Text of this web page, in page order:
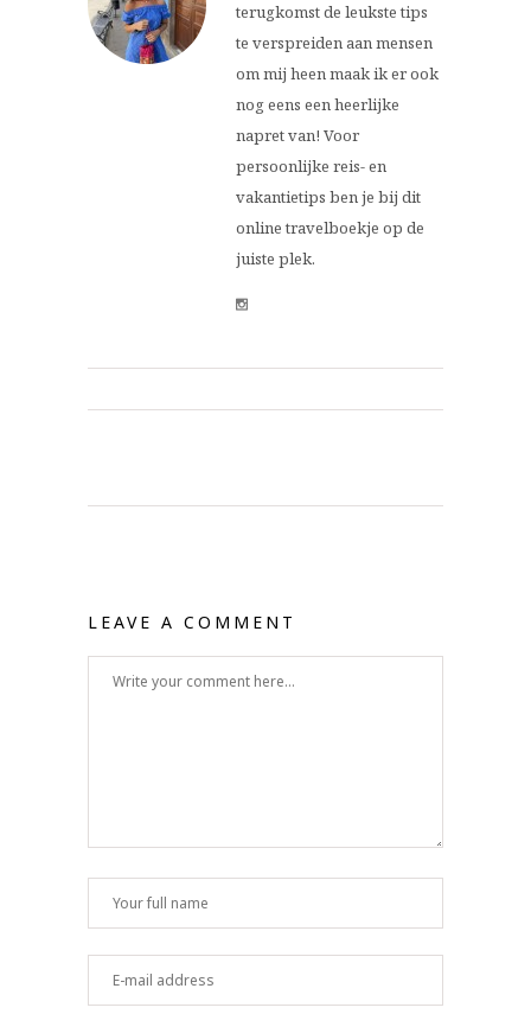
terugkomst de leukste tips
te verspreiden aan mensen
om mij heen maak ik er ook
nog eens een heerlijke
napret van! Voor
persoonlijke reis- en
vakantietips ben je bij dit
online travelboekje op de
juiste plek.
LEAVE A COMMENT